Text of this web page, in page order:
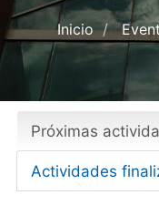
Inicio
Primary
tabs
Próximas
Actividades